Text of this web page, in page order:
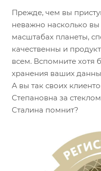
Прежде, чем вы
неважно насколько
масштабах планеты,
качественны и
всем. Вспомните хотя
хранения ваших
А вы так своих
Степановна за
Сталина помнит?